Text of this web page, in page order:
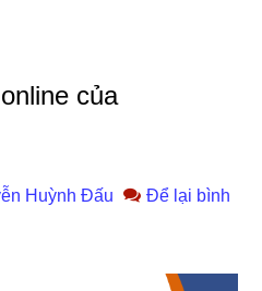
của
Huỳnh Đấu
Để lại bình